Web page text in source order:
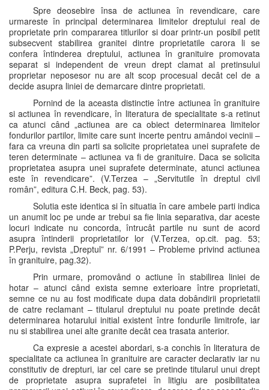
Spre deosebire însa de actiunea în revendicare, care
urmareste în principal determinarea limitelor dreptului real de
proprietate prin compararea titlurilor si doar printr-un posibil petit
subsecvent stabilirea granitei dintre proprietatile carora li se
confera întinderea dreptului, actiunea în granituire promovata
separat si independent de vreun drept clamat al pretinsului
proprietar neposesor nu are alt scop procesual decât cel de a
decide asupra liniei de demarcare dintre proprietati.
Pornind de la aceasta distinctie între actiunea în granituire
si actiunea în revendicare, în literatura de specialitate s-a retinut
ca atunci când „actiunea are ca obiect determinarea limitelor
fondurilor partilor, limite care sunt incerte pentru amândoi vecinii –
fara ca vreuna din parti sa solicite proprietatea unei suprafete de
teren determinate – actiunea va fi de granituire. Daca se solicita
proprietatea asupra unei suprafete determinate, atunci actiunea
este în revendicare”. (V.Terzea – „Servitutile în dreptul civil
român”, editura C.H. Beck, pag. 53).
Solutia este identica si în situatia în care ambele parti indica
un anumit loc pe unde ar trebui sa fie linia separativa, dar aceste
locuri indicate nu concorda, întrucât partile nu sunt de acord
asupra întinderii proprietatilor lor (V.Terzea, op.cit. pag. 53;
P.Perju, revista „Dreptul” nr. 6/1991 – Probleme privind actiunea
în granituire, pag.32).
Prin urmare, promovând o actiune în stabilirea liniei de
hotar – atunci când exista semne exterioare între proprietati,
semne ce nu au fost modificate dupa data dobândirii proprietatii
de catre reclamant – titularul dreptului nu poate pretinde decât
determinarea hotarului initial existent între fondurile limitrofe, iar
nu si stabilirea unei alte granite decât cea trasata anterior.
Ca expresie a acestei abordari, s-a conchis în literatura de
specialitate ca actiunea în granituire are caracter declarativ iar nu
constitutiv de drepturi, iar cel care se pretinde titularul unui drept
de proprietate asupra suprafetei în litigiu are posibilitatea